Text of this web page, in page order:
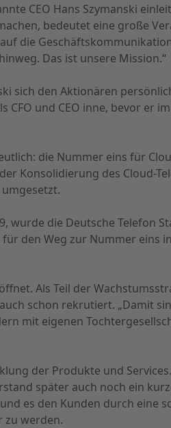
CEO Hans Szymanski
bedeutet eine große
die
Das ist unsere Mission.“
sich den Aktionären
und CEO inne, bevor er
die Nummer eins für
Konsolidierung des Cloud-
die Deutsche Telefon
den Weg zur Nummer eins
Als Teil der
schon rekrutiert. „Damit
mit eigenen
der Produkte und
später auch noch ein
es den Kunden durch eine
zu werden.